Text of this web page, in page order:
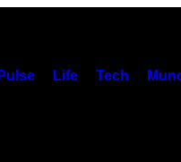
Pulse Life Tech